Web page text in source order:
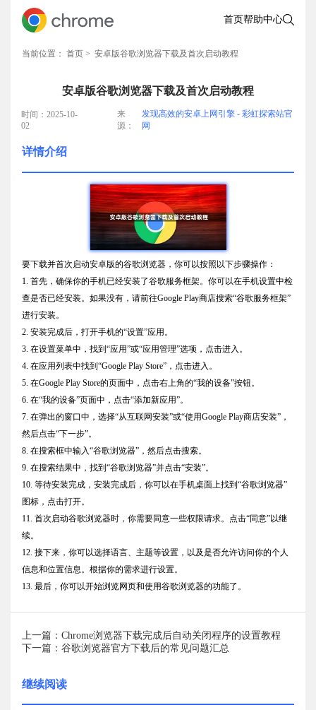
首页帮助中心
当前位置： 首页 > 安卓版谷歌浏览器下载及首次启动教程
安卓版谷歌浏览器下载及首次启动教程
时间：2025-10-
02
来
源：
发现高效的安卓上网引擎 - 彩虹探索站官
网
详情介绍
要下载并首次启动安卓版的谷歌浏览器，你可以按照以下步骤操作：
1. 首先，确保你的手机已经安装了谷歌服务框架。你可以在手机设置中检
查是否已经安装。如果没有，请前往Google Play商店搜索“谷歌服务框架”
进行安装。
2. 安装完成后，打开手机的“设置”应用。
3. 在设置菜单中，找到“应用”或“应用管理”选项，点击进入。
4. 在应用列表中找到“Google Play Store”，点击进入。
5. 在Google Play Store的页面中，点击右上角的“我的设备”按钮。
6. 在“我的设备”页面中，点击“添加新应用”。
7. 在弹出的窗口中，选择“从互联网安装”或“使用Google Play商店安装”，
然后点击“下一步”。
8. 在搜索框中输入“谷歌浏览器”，然后点击搜索。
9. 在搜索结果中，找到“谷歌浏览器”并点击“安装”。
10. 等待安装完成，安装完成后，你可以在手机桌面上找到“谷歌浏览器”
图标，点击打开。
11. 首次启动谷歌浏览器时，你需要同意一些权限请求。点击“同意”以继
续。
12. 接下来，你可以选择语言、主题等设置，以及是否允许访问你的个人
信息和位置信息。根据你的需求进行设置。
13. 最后，你可以开始浏览网页和使用谷歌浏览器的功能了。
上一篇：Chrome浏览器下载完成后自动关闭程序的设置教程
下一篇：谷歌浏览器官方下载后的常见问题汇总
继续阅读